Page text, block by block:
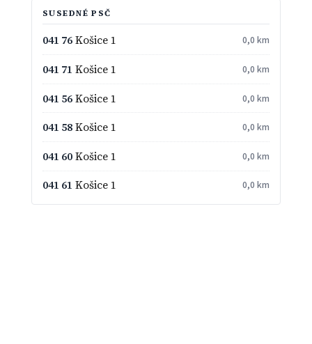
SUSEDNÉ PSČ
041 76Košice 1 0,0 km
041 71 Košice 1 0,0 km
041 56Košice 1 0,0 km
041 58Košice 1 0,0 km
041 60Košice 1 0,0 km
041 61 Košice 1 0,0 km